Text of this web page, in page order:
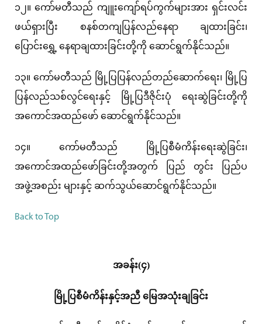
၁၂။ ကော်မတီသည် ကျူးကျော်ရပ်ကွက်များအား ရှင်းလင်း
ဖယ်ရှားပြီး စနစ်တကျပြန်လည်နေရာ ချထားခြင်း၊
ပြောင်းရွှေ့ နေရာချထားခြင်းတို့ကို ဆောင်ရွက်နိုင်သည်။
၁၃။ ကော်မတီသည် မြို့ပြပြန်လည်တည်ဆောက်ရေး၊ မြို့ပြ
ပြန်လည်သစ်လွင်ရေးနှင့် မြို့ပြဒီဇိုင်းပုံ ရေးဆွဲခြင်းတို့ကို
အကောင်အထည်ဖော် ဆောင်ရွက်နိုင်သည်။
၁၄။ ကော်မတီသည် မြို့ပြစီမံကိန်းရေးဆွဲခြင်း၊
အကောင်အထည်ဖော်ခြင်းတို့အတွက် ပြည် တွင်း ပြည်ပ
အဖွဲ့အစည်း များနှင့် ဆက်သွယ်ဆောင်ရွက်နိုင်သည်။
Back to Top
အခန်း(၄)
မြို့ပြစီမံကိန်းနှင့်အညီ မြေအသုံးချခြင်း